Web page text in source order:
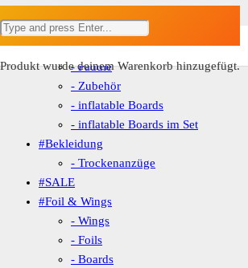
Produktwurde deinem Warenkorb hinzugefügt.
#SUP
- Hardboards
- Paddle
- Zubehör
- inflatable Boards
- inflatable Boards im Set
#Bekleidung
- Trockenanzüge
#SALE
#Foil & Wings
- Wings
- Foils
- Boards
ANGEBOT!